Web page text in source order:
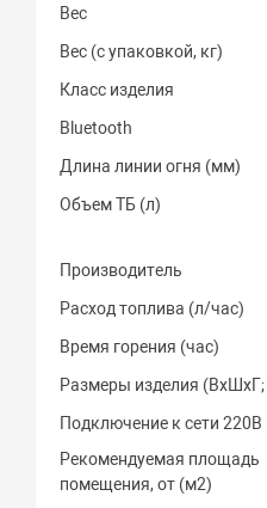
Вес
Вес (с упаковкой, кг)
Класс изделия
Bluetooth
Длина линии огня (мм)
Объем ТБ (л)
Производитель
Расход топлива (л/час)
Время горения (час)
Размеры изделия
Подключение к сети 220В
Рекомендуемая площадь
помещения, от (м2)